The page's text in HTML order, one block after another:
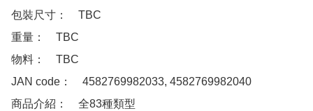
包裝尺寸：　TBC
重量：　TBC
物料：　TBC
JAN code：　4582769982033, 4582769982040
商品介紹：　全83種類型